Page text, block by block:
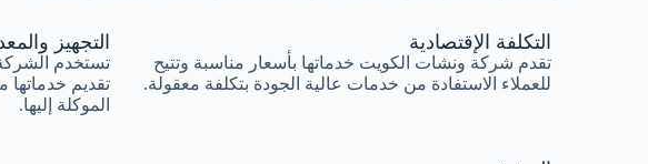
التجهيز
تستخدم
تقديم
الموكلة إليها.
التكلفة الإقتصادية
تقدم شركة ونشات الكويت خدماتها بأسعار مناسبة وتتيح
للعملاء الاستفادة من خدمات عالية الجودة بتكلفة معقولة.